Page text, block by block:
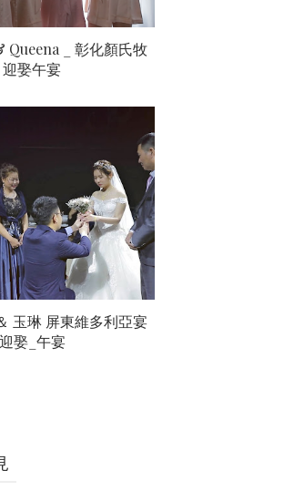
Queena _ 彰化顏氏牧
娶午宴
玉琳 屏東維多利亞宴
娶_午宴